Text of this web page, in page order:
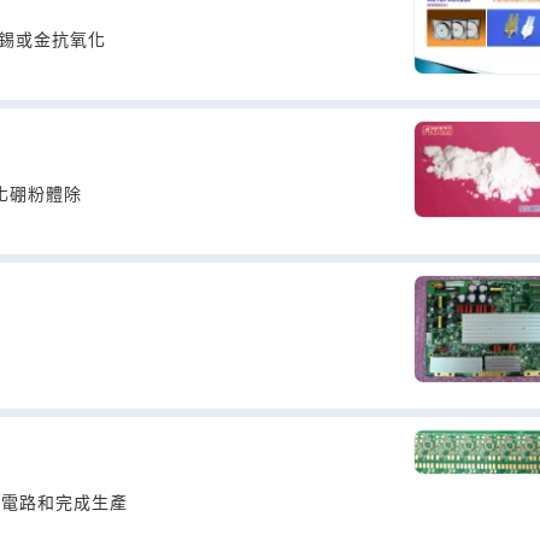
或金抗氧化
硼粉體除
路和完成生產